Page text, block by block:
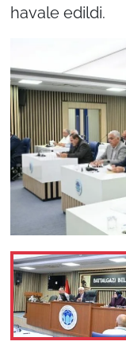
havale edildi.